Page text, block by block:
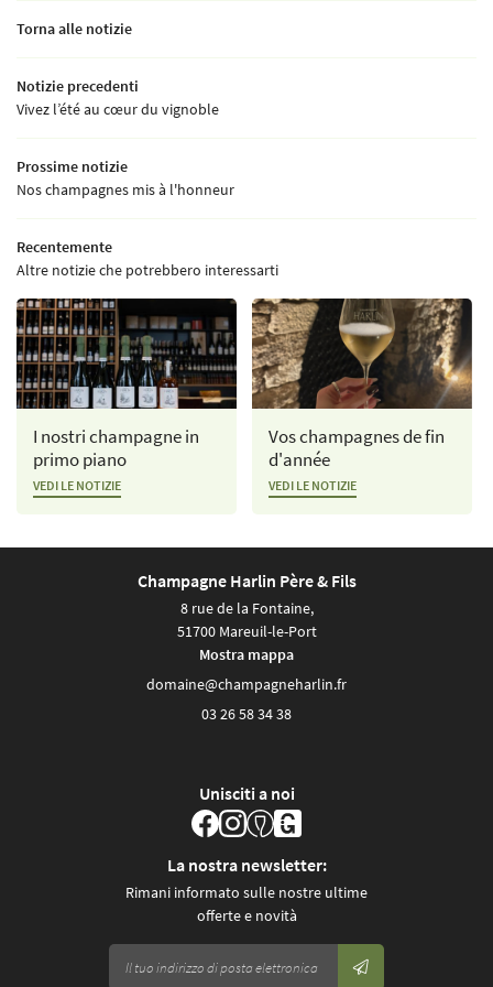
Torna alle notizie
Notizie precedenti
Vivez l’été au cœur du vignoble
Prossime notizie
Nos champagnes mis à l'honneur
Recentemente
Altre notizie che potrebbero interessarti
I nostri champagne in
primo piano
VEDI LE NOTIZIE
Vos champagnes de fin
d'année
VEDI LE NOTIZIE
Champagne Harlin Père & Fils
8 rue de la Fontaine,
51700 Mareuil-le-Port
Mostra mappa
03 26 58 34 38
Unisciti a noi
La nostra newsletter:
Rimani informato sulle nostre ultime
offerte e novità